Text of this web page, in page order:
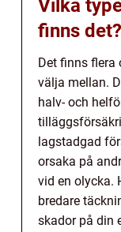
Vilka
finns det?
Det finns
välja mellan.
halv- och
lagstadgad
orsaka på
vid en olycka.
bredare
skador på din